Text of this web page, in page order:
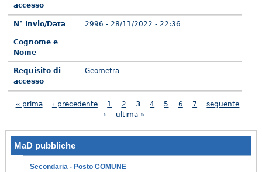
accesso
N° Invio/Data 2996 - 28/11/2022 - 22:36
Cognome e
Nome
Requisito di
accesso
Geometra
Pagine
« prima ‹ precedente 1 2 3 4 5 6 7
seguente
›
ultima »
MaD pubbliche
Secondaria - Posto COMUNE